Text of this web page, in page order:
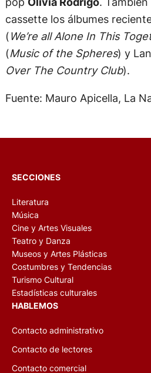
cassette los álbumes
(We’re all Alone In This
(Music of the Spheres) y
Over The Country Club).
Fuente: Mauro Apicella, La
SECCIONES
Literatura
Música
Cine y Artes Visuales
Teatro y Danza
Museos y Artes Plásticas
Costumbres y Tendencias
Turismo Cultural
Estadísticas culturales
HABLEMOS
Contacto administrativo
Contacto de lectores
Contacto comercial